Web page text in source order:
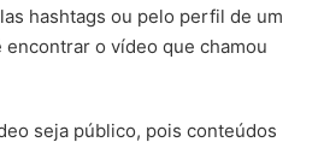
hashtags ou pelo perfil de um
o vídeo que chamou
seja público, pois conteúdos